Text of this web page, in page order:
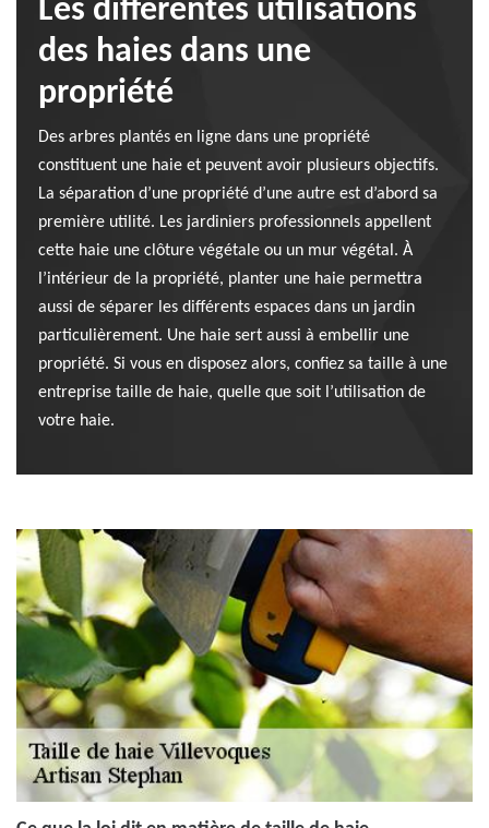
Les différentes utilisations
des haies dans une
propriété
Des arbres plantés en ligne dans une propriété
constituent une haie et peuvent avoir plusieurs objectifs.
La séparation d’une propriété d’une autre est d’abord sa
première utilité. Les jardiniers professionnels appellent
cette haie une clôture végétale ou un mur végétal. À
l’intérieur de la propriété, planter une haie permettra
aussi de séparer les différents espaces dans un jardin
particulièrement. Une haie sert aussi à embellir une
propriété. Si vous en disposez alors, confiez sa taille à une
entreprise taille de haie, quelle que soit l’utilisation de
votre haie.